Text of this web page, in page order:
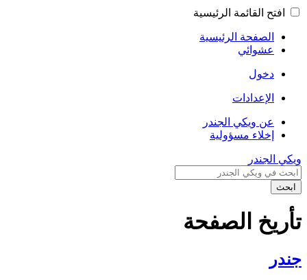
افتح القائمة الرئيسية
الصفحة الرئيسية
عشوائي
دخول
الإعدادات
عن ويكي الجندر
إخلاء مسؤولية
ويكي الجندر
ابحث
تأريخ الصفحة
جندر